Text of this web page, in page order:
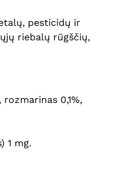
pesticidų ir
riebalų rūgščių,
0,1%,
1 mg.